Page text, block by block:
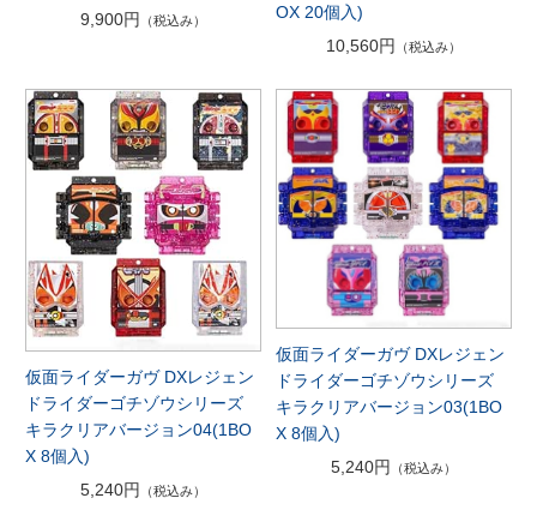
9,900円
（税込み）
OX 20個入)
10,560円
（税込み）
仮面ライダーガヴ DXレジェン
ドライダーゴチゾウシリーズ
キラクリアバージョン04(1BO
X 8個入)
5,240円 （税込み）
仮面ライダーガヴ DXレジェン
ドライダーゴチゾウシリーズ
キラクリアバージョン03(1BO
X 8個入)
5,240円
（税込み）